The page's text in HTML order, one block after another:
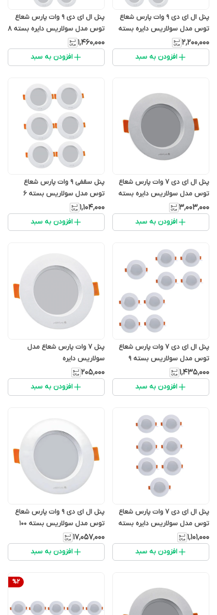
پنل ال ای دی 9 وات پارس شعاع
توس مدل سولاریس دایره بسته
10عددی
۲٬۲۰۰٬۰۰۰
افزودن به سبد
پنل ال ای دی 9 وات پارس شعاع
توس مدل سولاریس دایره بسته 8
عددی
۱٬۴۶۰٬۰۰۰
افزودن به سبد
پنل ال ای دی 7 وات پارس شعاع
توس مدل سولاریس دایره بسته
20 عددی
۳٬۰۰۳٬۰۰۰
افزودن به سبد
پنل سقفی 9 وات پارس شعاع
توس مدل سولاریس بسته 6
عددی
۱٬۱۰۴٬۰۰۰
افزودن به سبد
پنل ال ای دی 7 وات پارس شعاع
توس مدل سولاریس بسته 9
عددی
۱٬۴۳۵٬۰۰۰
افزودن به سبد
پنل 7 وات پارس شعاع مدل
سولاریس دایره
۲۰۵٬۰۰۰
افزودن به سبد
پنل ال ای دی 7 وات پارس شعاع
توس مدل سولاریس دایره بسته
7عددی
۱٬۱۰۱٬۰۰۰
افزودن به سبد
پنل ال ای دی 9 وات پارس شعاع
توس مدل سولاریس بسته 100
عددی
۱۷٬۰۵۷٬۰۰۰
افزودن به سبد
%2